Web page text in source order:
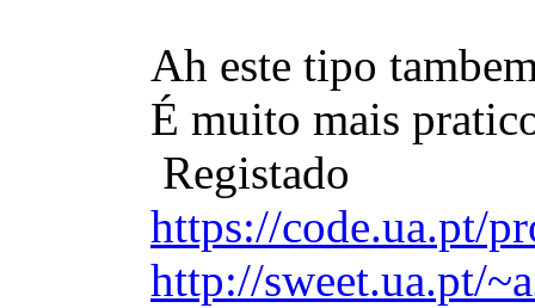
Ah este tipo
É muito mais
Registado
https://code.ua.pt/
http://sweet.ua.pt/